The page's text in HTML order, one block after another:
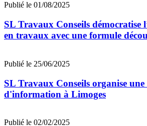
Publié le 01/08/2025
SL Travaux Conseils démocratise
en travaux avec une formule
Publié le 25/06/2025
SL Travaux Conseils organise
d'information à Limoges
Publié le 02/02/2025